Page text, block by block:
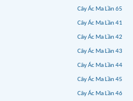
Cây Ác Ma Lần 65
Cây Ác Ma Lần 41
Cây Ác Ma Lần 42
Cây Ác Ma Lần 43
Cây Ác Ma Lần 44
Cây Ác Ma Lần 45
Cây Ác Ma Lần 46